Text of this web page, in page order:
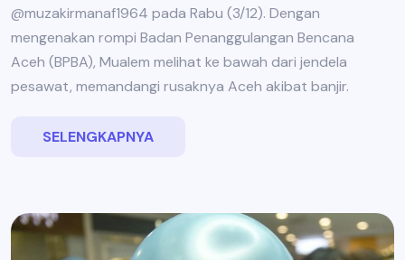
@muzakirmanaf1964 pada Rabu (3/12). Dengan
mengenakan rompi Badan Penanggulangan Bencana
Aceh (BPBA), Mualem melihat ke bawah dari jendela
pesawat, memandangi rusaknya Aceh akibat banjir.
SELENGKAPNYA